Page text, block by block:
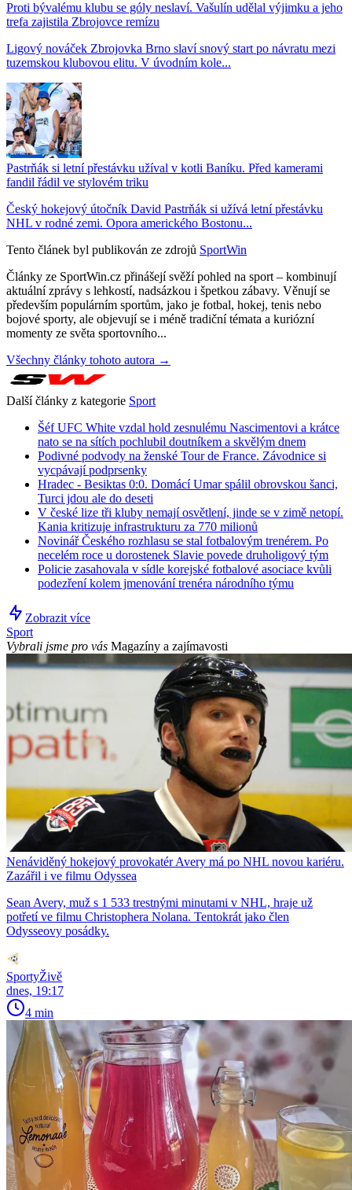
Proti bývalému klubu se góly neslaví. Vašulín udělal výjimku a jeho
trefa zajistila Zbrojovce remízu
Ligový nováček Zbrojovka Brno slaví snový start po návratu mezi
tuzemskou klubovou elitu. V úvodním kole...
Pastrňák si letní přestávku užíval v kotli Baníku. Před kamerami
fandil řádil ve stylovém triku
Český hokejový útočník David Pastrňák si užívá letní přestávku
NHL v rodné zemi. Opora amerického Bostonu...
Tento článek byl publikován ze zdrojů SportWin
Články ze SportWin.cz přinášejí svěží pohled na sport – kombinují
aktuální zprávy s lehkostí, nadsázkou i špetkou zábavy. Věnují se
především populárním sportům, jako je fotbal, hokej, tenis nebo
bojové sporty, ale objevují se i méně tradiční témata a kuriózní
momenty ze světa sportovního...
Všechny články tohoto autora →
Další články z kategorie Sport
Šéf UFC White vzdal hold zesnulému Nascimentovi a krátce
nato se na sítích pochlubil doutníkem a skvělým dnem
Podivné podvody na ženské Tour de France. Závodnice si
vycpávají podprsenky
Hradec - Besiktas 0:0. Domácí Umar spálil obrovskou šanci,
Turci jdou ale do deseti
V české lize tři kluby nemají osvětlení, jinde se v zimě netopí.
Kania kritizuje infrastrukturu za 770 milionů
Novinář Českého rozhlasu se stal fotbalovým trenérem. Po
necelém roce u dorostenek Slavie povede druholigový tým
Policie zasahovala v sídle korejské fotbalové asociace kvůli
podezření kolem jmenování trenéra národního týmu
Zobrazit více
Sport
Vybrali jsme pro vás Magazíny a zajímavosti
Nenáviděný hokejový provokatér Avery má po NHL novou kariéru.
Zazářil i ve filmu Odyssea
Sean Avery, muž s 1 533 trestnými minutami v NHL, hraje už
potřetí ve filmu Christophera Nolana. Tentokrát jako člen
Odysseovy posádky.
SportyŽivě
dnes, 19:17
4 min